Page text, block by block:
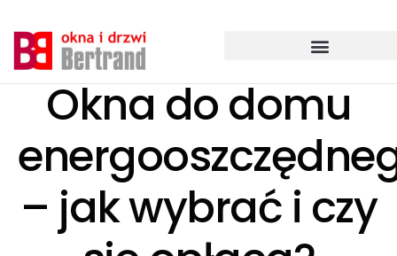
naar
inhoud
Okna do domu
– jak wybrać i czy